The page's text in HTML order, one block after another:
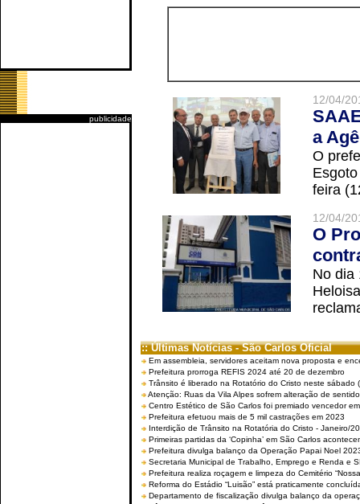
publicidade
12/04/
a
O
feira
12/04/
O
No dia
:: Últimas Notícias - São Carlos Oficial
Em assembleia, servidores aceitam nova proposta e
Prefeitura prorroga REFIS 2024 até 20 de dezembro
Trânsito é liberado na Rotatório do Cristo neste sábado
Atenção: Ruas da Vila Alpes sofrem alteração de
Centro Estético de São Carlos foi premiado vencedor
Prefeitura efetuou mais de 5 mil castrações em 2023
Interdição de Trânsito na Rotatória do Cristo - Janeiro/
Primeiras partidas da ‘Copinha’ em São Carlos
Prefeitura divulga balanço da Operação Papai Noel
Secretaria Municipal de Trabalho, Emprego e Renda e
Prefeitura realiza roçagem e limpeza do Cemitério
Reforma do Estádio “Luisão” está praticamente
Departamento de fiscalização divulga balanço da